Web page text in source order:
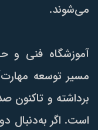
می‌شوند.
آموزشگاه فنی و
مسیر توسعه
برداشته و تاکنون
است. اگر به‌دنبال